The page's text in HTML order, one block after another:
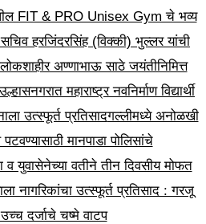
FIT & PRO Unisex Gym चे भव्य
हरजिंदरसिंह (विक्की) भुल्लर यांची
अण्णाभाऊ साठे जयंतीनिमित्त
उल्हासनगरात महाराष्ट्र नवनिर्माण विद्यार्थी
उत्स्फूर्त प्रतिसादगल्लीमध्ये अनोळखी
मानपाडा पोलिसांचे
व युवासेनेच्या वतीने तीन दिवसीय मोफत
नागरिकांचा उत्स्फूर्त प्रतिसाद : गरजू
उच्च दर्जाचे चष्मे वाटप